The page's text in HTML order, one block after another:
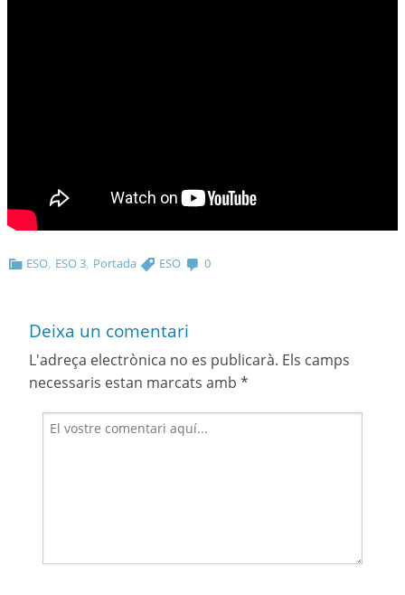
ESO, ESO 3, Portada ESO 0
Deixa un comentari
L'adreça electrònica no es publicarà. Els camps
necessaris estan marcats amb *